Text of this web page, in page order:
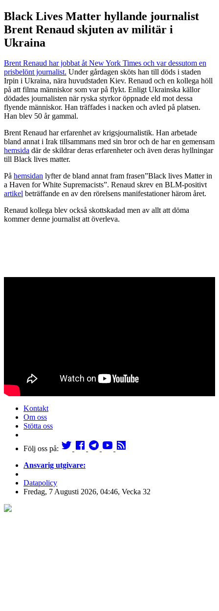
Black Lives Matter hyllande journalist
Brent Renaud skjuten av militär i
Ukraina
Brent Renaud har jobbat åt New York Times och var dessutom en
prisbelönt journalist. Under gårdagen sköts han till döds i staden
Irpin i Ukraina, nära huvudstaden Kiev. Renaud och en kollega höll
på att filma människor som var på flykt. Enligt Ukrainska källor
dödades journalisten när ryska styrkor öppnade eld mot dessa
flyende människor. Han träffades i nacken och avled på platsen.
Han blev 50 år gammal.
Brent Renaud har erfarenhet av krigsjournalistik. Han arbetade
bland annat i Irak tillsammans med sin bror och de har en gemensam
hemsida där de skildrar deras erfarenheter och även deras hyllningar
till Black lives matter.
På hemsidan lyfter de bland annat fram frasen”Black lives Matter in
a Haven for White Supremacists”. Renaud skrev en BLM-positivt
artikel beträffande en av den rörelsens manifestationer härom året.
Renaud kollega blev också skottskadad men av allt att döma
kommer denne journalist att överleva.
Kontakt
Om oss
Stötta oss
Följ oss på:
Ansvarig utgivare:
Datapolicy
Fredag, 7 Augusti 2026, 04:46, Vecka 32